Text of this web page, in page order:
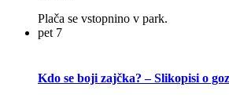
Plača se vstopnino v park.
pet 7
Kdo se boji zajčka? – Slikopisi o